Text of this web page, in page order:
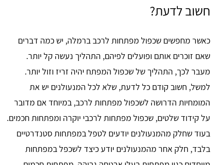
חשוב לדעת?
כאשר מחפשים שכפול מפתחות לרכב ברמלה, יש כמה דברים
שאם זוכרים אותם ופועלים לפיהם, התהליך נעשה קל יותר.
מעבר לכך, התהליך של שכפול המפתח יהיה זריז וזול יותר.
למשל, חשוב קודם כל לדעת, שלא לכל המנעולנים יש את
המומחיות הדרושה לשכפול מפתחות לרכב, במיוחד אם מדובר
על קידוד שלטים, שכפול מפתחות לרכבי יוקרה ומפתחות חכמים.
בעוד שחלק מהמנעולנים יודעים לטפל במפתחות סטנדרטיים
בלבד, חלק אחר מהמנעולנים יודע כיצד לשכפל במפתחות